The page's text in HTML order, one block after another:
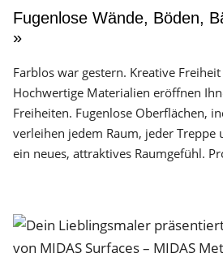
Fugenlose Wände, Böden,
»
Farblos war gestern. Kreative
Hochwertige Materialien eröffnen
Freiheiten. Fugenlose Oberflächen,
verleihen jedem Raum, jeder Treppe
ein neues, attraktives Raumgefühl.